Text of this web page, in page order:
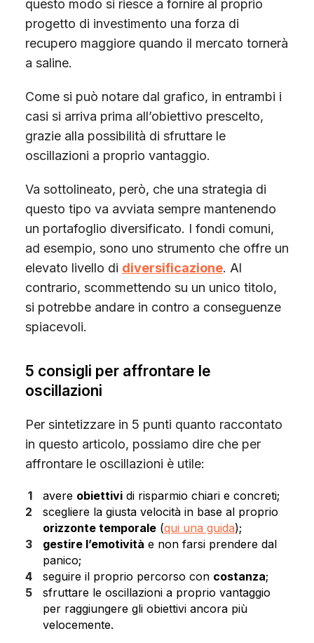
questo modo si riesce a fornire al proprio
progetto di investimento una forza di
recupero maggiore quando il mercato tornerà
a saline.
Come si può notare dal grafico, in entrambi i
casi si arriva prima all’obiettivo prescelto,
grazie alla possibilità di sfruttare le
oscillazioni a proprio vantaggio.
Va sottolineato, però, che una strategia di
questo tipo va avviata sempre mantenendo
un portafoglio diversificato. I fondi comuni,
ad esempio, sono uno strumento che offre un
elevato livello di diversificazione. Al
contrario, scommettendo su un unico titolo,
si potrebbe andare in contro a conseguenze
spiacevoli.
5 consigli per affrontare le
oscillazioni
Per sintetizzare in 5 punti quanto raccontato
in questo articolo, possiamo dire che per
affrontare le oscillazioni è utile:
avere obiettividi risparmio chiari e concreti;
scegliere la giusta velocità in base al proprio
orizzonte temporale(qui una guida);
gestire l’emotività e non farsi prendere dal
panico;
seguire il proprio percorso con costanza;
sfruttare le oscillazioni a proprio vantaggio
per raggiungere gli obiettivi ancora più
velocemente.